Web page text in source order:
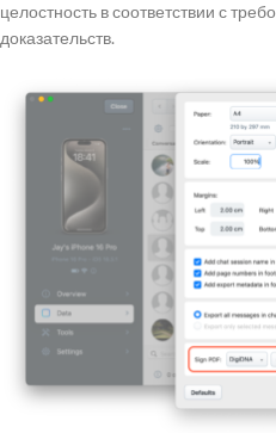
целостность в соответствии с
доказательств.